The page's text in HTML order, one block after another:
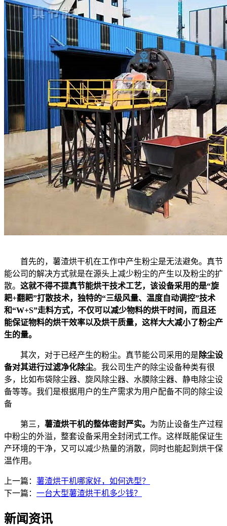
首先的，薯渣烘干机在工作中产生粉尘是无法避免。真节
能公司的解决方式就是在源头上减少粉尘的产生以及粉尘的扩
散。 这就不得不提真节能烘干技术工艺，该设备采用的是“旋
耙+翻耙”打散技术，独特的“三级风量、温度自动调控”技术
和“W+S”走料方式，不仅可以减少物料的烘干时间，而且还
能保证物料的烘干效率以及烘干质量，这样大大减小了粉尘产
生的量。
其次，对于已经产生的粉尘。真节能公司采用的是 除尘设
备对其进行过滤净化除尘。我公司生产的除尘设备种类有很
多，比如布袋除尘器、旋风除尘器、水膜除尘器、静电除尘设
备等等。我们是根据用户的生产需求为用户配备不同的除尘设
备
第三， 薯渣烘干机的整体密封严实。 为防止设备生产过程
中粉尘的外溢，整套设备采用全封闭式工作。这样既能保证生
产环境的干净，又可以减少热量的消散，同时也能起到烘干保
温作用。
上一篇： 薯渣烘干机哪家好，如何选型？
下一篇： 一台大型薯渣烘干机多少钱？
新闻资讯